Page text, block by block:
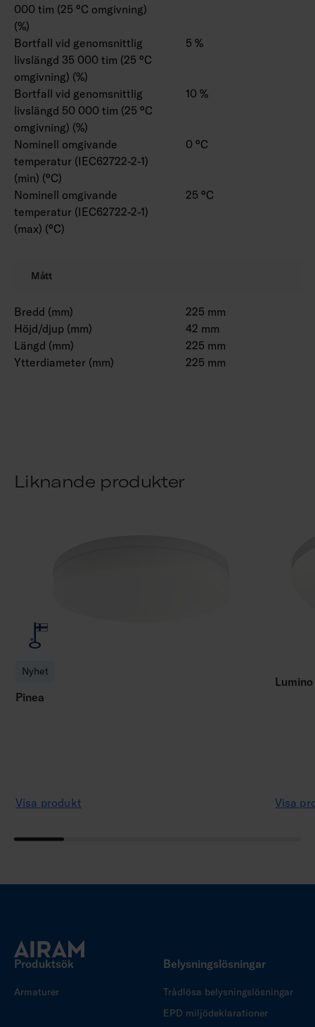
000 tim (25 °C omgivning)
(%)
Bortfall vid genomsnittlig
livslängd 35 000 tim (25 °C
omgivning) (%)
5 %
Bortfall vid genomsnittlig
livslängd 50 000 tim (25 °C
omgivning) (%)
10 %
Nominell omgivande
temperatur (IEC62722-2-1)
(min) (°C)
0 °C
Nominell omgivande
temperatur (IEC62722-2-1)
(max) (°C)
25 °C
Mått
Bredd (mm)
225 mm
Höjd/djup (mm)
42 mm
Längd (mm)
225 mm
Ytterdiameter (mm)
225 mm
Liknande produkter
Nyhet
Pinea
Visa produkt
Lumino
Visa
Produktsök
Armaturer
Belysningslösningar
Trådlösa belysningslösningar
EPD miljödeklarationer